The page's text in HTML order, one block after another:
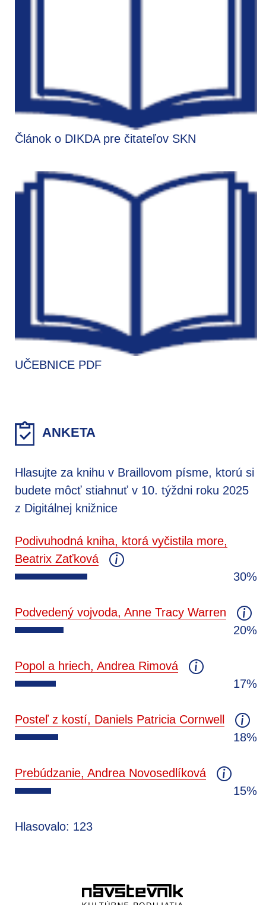
Článok o DIKDA pre čitateľov SKN
UČEBNICE PDF
ANKETA
Hlasujte za knihu v Braillovom písme, ktorú si
budete môcť stiahnuť v 10. týždni roku 2025
z Digitálnej knižnice
Podivuhodná kniha, ktorá vyčistila more,
Beatrix Zaťková
30%
Podvedený vojvoda, Anne Tracy Warren
20%
Popol a hriech, Andrea Rimová
17%
Posteľ z kostí, Daniels Patricia Cornwell
18%
Prebúdzanie, Andrea Novosedlíková
15%
Hlasovalo: 123